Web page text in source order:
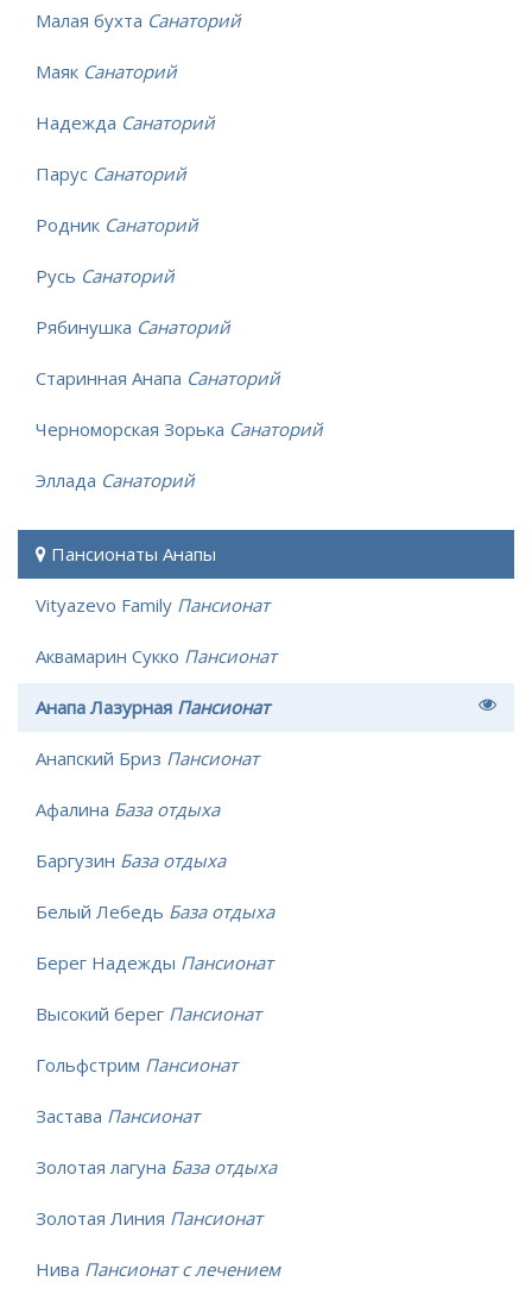
Малая бухта Санаторий
Маяк Санаторий
Надежда Санаторий
Парус Санаторий
Родник Санаторий
Русь Санаторий
Рябинушка Санаторий
Старинная Анапа Санаторий
Черноморская Зорька Санаторий
Эллада Санаторий
Пансионаты Анапы
Vityazevo Family Пансионат
Аквамарин Сукко Пансионат
Анапа Лазурная Пансионат
Анапский Бриз Пансионат
Афалина База отдыха
Баргузин База отдыха
Белый Лебедь База отдыха
Берег Надежды Пансионат
Высокий берег Пансионат
Гольфстрим Пансионат
Застава Пансионат
Золотая лагуна База отдыха
Золотая Линия Пансионат
Нива Пансионат с лечением